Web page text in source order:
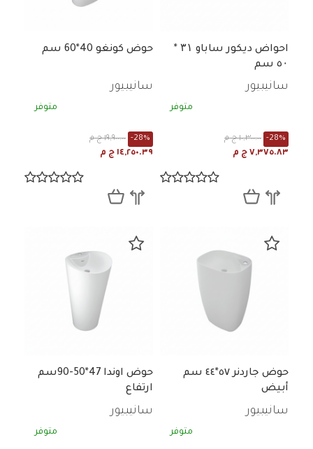
احواض ديكور ساباو ۳۱ *
٥۰ سم
سانيبيور
متوفر
١٠,٣٠٠.٠٠ ج م -28%
٧,٣٧٥.٨٣ ج م
حوض كونغو 40*60 سم
سانيبيور
متوفر
١٩,٩٠٠.٠٠ ج م -28%
١٤,٢٥٠.٣٩ ج م
حوض جاردنر ٥٧*٤٤ سم
أبيض
سانيبيور
متوفر
حوض اوندا 47*50-90سم
ارتفاع
سانيبيور
متوفر